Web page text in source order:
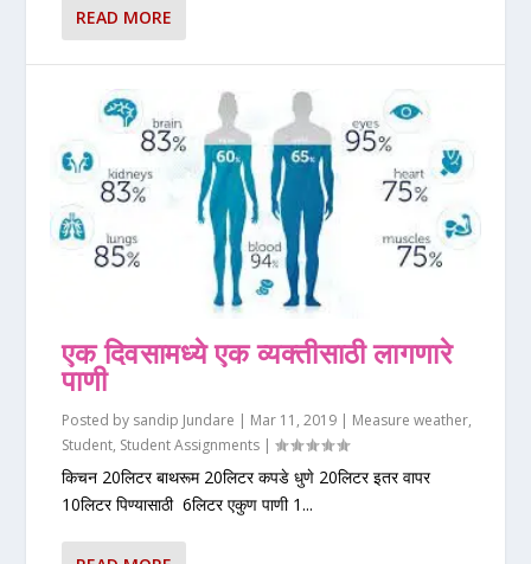
READ MORE
एक दिवसामध्ये एक व्यक्तीसाठी लागणारे
पाणी
Posted by sandip Jundare | Mar 11, 2019 | Measure weather,
Student, Student Assignments |
किचन 20लिटर बाथरूम 20लिटर कपडे धुणे 20लिटर इतर वापर
10लिटर पिण्यासाठी 6लिटर एकुण पाणी 1...